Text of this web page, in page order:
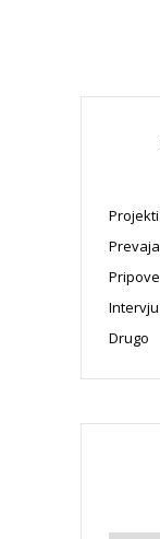
Projekti
Intervju
Drugo